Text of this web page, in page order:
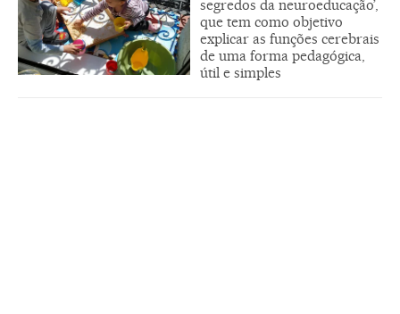
segredos da neuroeducação’,
que tem como objetivo
explicar as funções cerebrais
de uma forma pedagógica,
útil e simples